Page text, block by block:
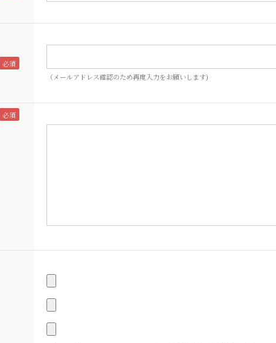
（メールアドレス確認のため再度入力をお願いします)